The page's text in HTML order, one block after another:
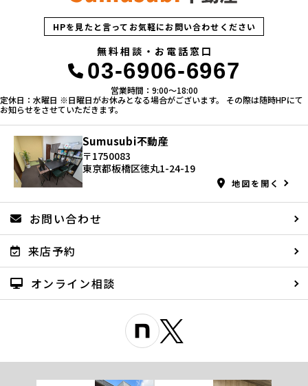
HPを見たと言ってお気軽にお問い合わせください
無料相談・お電話窓口
03-6906-6967
営業時間：9:00〜18:00
定休日：水曜日 ※日曜日がお休みとなる場合がございます。 その際は随時HPにて
お知らせをさせていただきます。
Sumusubi不動産
〒1750083
東京都板橋区徳丸1-24-19
地図を開く
お問い合わせ
来店予約
オンライン相談